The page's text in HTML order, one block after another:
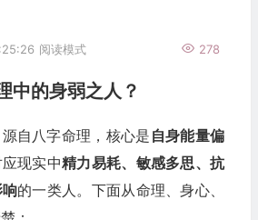
278
阅读模式
中的身弱之人？
自八字命理，核心是 自身能量偏
应现实中精力易耗、敏感多思、抗
的一类人。下面从命理、身心、